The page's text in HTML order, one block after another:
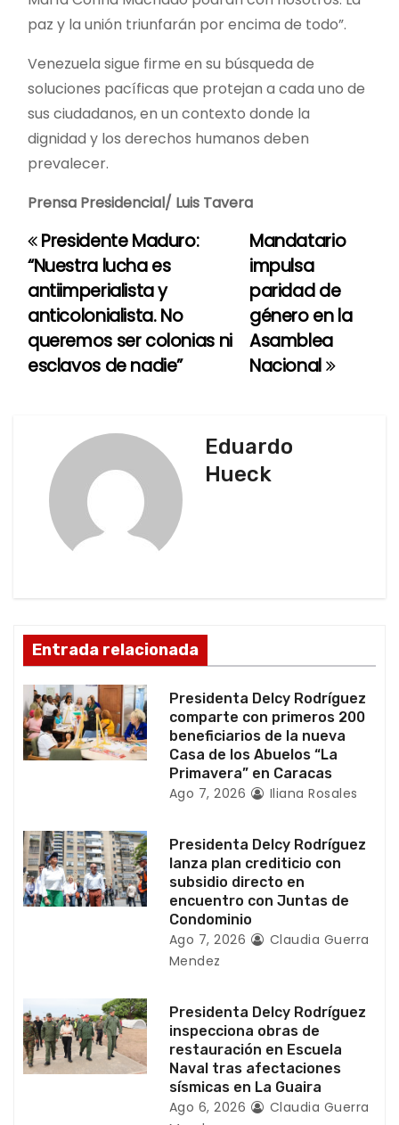
paz y la unión triunfarán por encima de todo”.
Venezuela sigue firme en su búsqueda de
soluciones pacíficas que protejan a cada uno de
sus ciudadanos, en un contexto donde la
dignidad y los derechos humanos deben
prevalecer.
Prensa Presidencial/ Luis Tavera
N
a
v
e
e
e
n
t
a
d
Mandatario
impulsa
paridad de
género en la
Asamblea
Nacional
Presidente Maduro:
“Nuestra lucha es
antiimperialista y
anticolonialista. No
queremos ser colonias ni
esclavos de nadie”
Eduardo
Hueck
Entrada relacionada
Presidenta Delcy Rodríguez
comparte con primeros 200
beneficiarios de la nueva
Casa de los Abuelos “La
Primavera” en Caracas
Ago 7, 2026 Iliana Rosales
Presidenta Delcy Rodríguez
lanza plan crediticio con
subsidio directo en
encuentro con Juntas de
Condominio
Ago 7, 2026
Claudia Guerra
Mendez
Presidenta Delcy Rodríguez
inspecciona obras de
restauración en Escuela
Naval tras afectaciones
sísmicas en La Guaira
Ago 6, 2026
Claudia Guerra